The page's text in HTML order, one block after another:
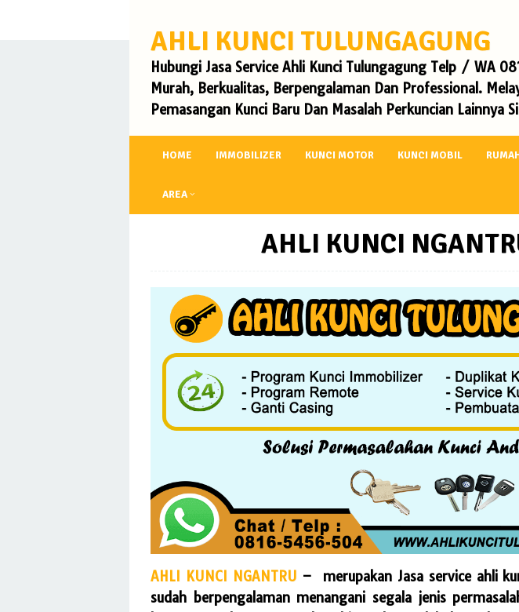
content
AHLI KUNCI TULUNGAGUNG
Hubungi Jasa Service Ahli Kunci Tulungagung Telp / WA
Murah, Berkualitas, Berpengalaman Dan Professional.
Pemasangan Kunci Baru Dan Masalah Perkuncian
HOME IMMOBILIZER KUNCI MOTOR KUNCI MOBIL
AREA
AHLI KUNCI
AHLI KUNCI NGANTRU – merupakan Jasa service ahli
sudah berpengalaman menangani segala jenis